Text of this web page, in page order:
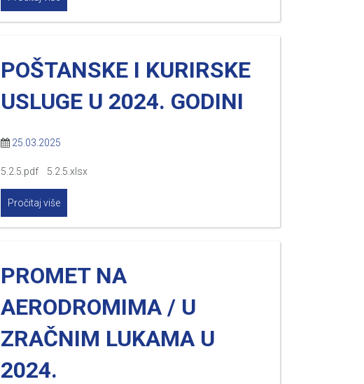
POŠTANSKE I KURIRSKE
USLUGE U 2024. GODINI
25.03.2025
5.2.5.pdf 5.2.5.xlsx
Pročitaj više
PROMET NA
AERODROMIMA / U
ZRAČNIM LUKAMA U
2024.